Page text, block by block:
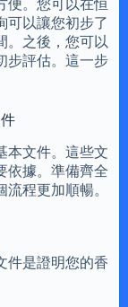
便。您可以在恒
可以讓您初步了
。之後，您可以
步評估。這一步
本文件。這些文
依據。準備齊全
程更加順暢。
件是證明您的香